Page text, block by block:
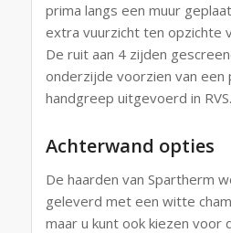
prima langs een muur
extra vuurzicht ten opzichte
De ruit aan 4 zijden
onderzijde voorzien van een
handgreep uitgevoerd in RVS.
Achterwand opties
De haarden van Spartherm
geleverd met een witte
maar u kunt ook kiezen voor